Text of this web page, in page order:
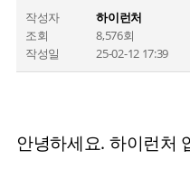
작성자
하이런처
조회
8,576회
작성일
25-02-12 17:39
안녕하세요. 하이런처